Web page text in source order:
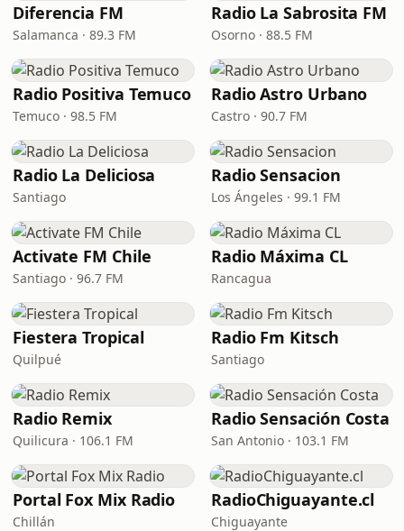
Diferencia FM
Salamanca · 89.3 FM
Radio La Sabrosita FM
Osorno · 88.5 FM
Radio Positiva Temuco
Temuco · 98.5 FM
Radio Astro Urbano
Castro · 90.7 FM
Radio La Deliciosa
Santiago
Radio Sensacion
Los Ángeles · 99.1 FM
Activate FM Chile
Santiago · 96.7 FM
Radio Máxima CL
Rancagua
Fiestera Tropical
Quilpué
Radio Fm Kitsch
Santiago
Radio Remix
Quilicura · 106.1 FM
Radio Sensación Costa
San Antonio · 103.1 FM
Portal Fox Mix Radio
Chillán
RadioChiguayante.cl
Chiguayante